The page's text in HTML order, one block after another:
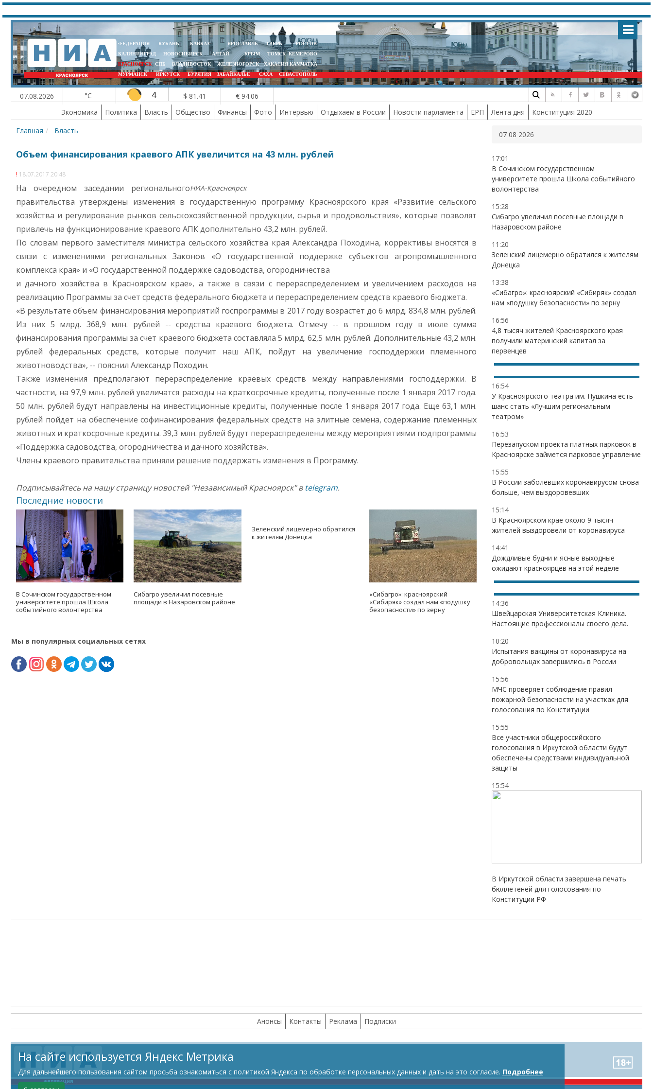
ФЕДЕРАЦИЯ КУБАНЬ КАВКАЗ ЯРОСЛАВЛЬ ТВЕРЬ
РОСТОВ
КАЛИНИНГРАД
НОВОСИБИРСК АЛТАЙ КРЫМ ТОМСККЕМЕРОВО
КРАСНОЯРСК
СПБ ВЛАДИВОСТОК ЖЕЛЕЗНОГОРСК ХАКАСИЯКАМЧАТКА
МУРМАНСК
ИРКУТСК БУРЯТИЯ ЗАБАЙКАЛЬЕ САХА СЕВАСТОПОЛЬ
07.08.2026 °C 4 $ 81.41
€ 94.06
Экономика
Политика Власть Общество Финансы Фото Интервью Отдыхаем в России Новости парламента ЕРП Лента дня
Конституция 2020
Главная
Власть
Объем финансирования краевого АПК увеличится на 43 млн. рублей
18.07.2017 20:48
НИА-Красноярск
На очередном заседании регионального
правительства утверждены изменения в государственную программу Красноярского края «Развитие сельского
хозяйства и регулирование рынков сельскохозяйственной продукции, сырья и продовольствия», которые позволят
привлечь на функционирование краевого АПК дополнительно 43,2 млн. рублей.
По словам первого заместителя министра сельского хозяйства края Александра Походина, коррективы вносятся в
связи с изменениями региональных Законов «О государственной поддержке субъектов агропромышленного
комплекса края» и «О государственной поддержке садоводства, огородничества
и дачного хозяйства в Красноярском крае», а также в связи с перераспределением и увеличением расходов на
реализацию Программы за счет средств федерального бюджета и перераспределением средств краевого бюджета.
«В результате объем финансирования мероприятий госпрограммы в 2017 году возрастет до 6 млрд. 834,8 млн. рублей.
Из них 5 млрд. 368,9 млн. рублей -- средства краевого бюджета. Отмечу -- в прошлом году в июле сумма
финансирования программы за счет краевого бюджета составляла 5 млрд. 62,5 млн. рублей. Дополнительные 43,2 млн.
рублей федеральных средств, которые получит наш АПК, пойдут на увеличение господдержки племенного
животноводства», -- пояснил Александр Походин.
Также изменения предполагают перераспределение краевых средств между направлениями господдержки. В
частности, на 97,9 млн. рублей увеличатся расходы на краткосрочные кредиты, полученные после 1 января 2017 года.
50 млн. рублей будут направлены на инвестиционные кредиты, полученные после 1 января 2017 года. Еще 63,1 млн.
рублей пойдет на обеспечение софинансирования федеральных средств на элитные семена, содержание племенных
животных и краткосрочные кредиты. 39,3 млн. рублей будут перераспределены между мероприятиями подпрограммы
«Поддержка садоводства, огородничества и дачного хозяйства».
Члены краевого правительства приняли решение поддержать изменения в Программу.
Подписывайтесь на нашу страницу новостей "Независимый Красноярск" в telegram.
Последние новости
В Сочинском государственном
университете прошла Школа
событийного волонтерства
Сибагро увеличил посевные
площади в Назаровском районе
Зеленский лицемерно обратился
к жителям Донецка
«Сибагро»: красноярский
«Сибиряк» создал нам «подушку
безопасности» по зерну
Мы в популярных социальных сетях
07 08 2026
17:01
В Сочинском государственном
университете прошла Школа событийного
волонтерства
15:28
Сибагро увеличил посевные площади в
Назаровском районе
11:20
Зеленский лицемерно обратился к жителям
Донецка
13:38
«Сибагро»: красноярский «Сибиряк» создал
нам «подушку безопасности» по зерну
16:56
4,8 тысяч жителей Красноярского края
получили материнский капитал за
первенцев
16:54
У Красноярского театра им. Пушкина есть
шанс стать «Лучшим региональным
театром»
16:53
Перезапуском проекта платных парковок в
Красноярске займется парковое управление
15:55
В России заболевших коронавирусом снова
больше, чем выздоровевших
15:14
В Красноярском крае около 9 тысяч
жителей выздоровели от коронавируса
14:41
Дождливые будни и ясные выходные
ожидают красноярцев на этой неделе
14:36
Швейцарская Университетская Клиника.
Настоящие профессионалы своего дела.
10:20
Испытания вакцины от коронавируса на
добровольцах завершились в России
15:56
МЧС проверяет соблюдение правил
пожарной безопасности на участках для
голосования по Конституции
15:55
Все участники общероссийского
голосования в Иркутской области будут
обеспечены средствами индивидуальной
защиты
15:54
В Иркутской области завершена печать
бюллетеней для голосования по
Конституции РФ
Анонсы Контакты Реклама Подписки
На сайте используется Яндекс Метрика
Для дальнейшего пользования сайтом просьба ознакомиться с политикой Яндекса по обработке персональных данных и дать на это согласие. Подробнее